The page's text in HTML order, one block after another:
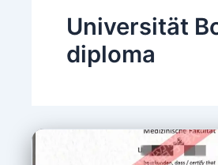
Universität
diploma